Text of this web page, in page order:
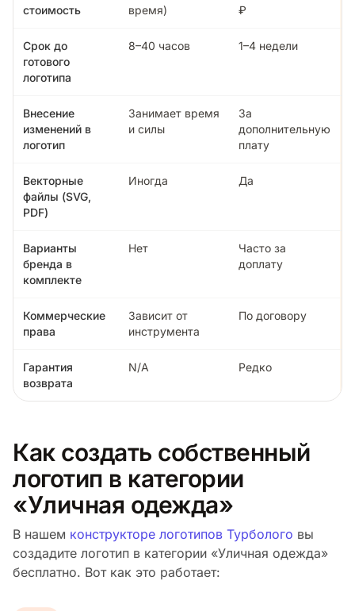
стоимость
время)
₽
Срок до
готового
логотипа
8–40 часов 1–4 недели
Внесение
изменений в
логотип
Занимает время
и силы
За
дополнительную
плату
Векторные
файлы (SVG,
PDF)
Иногда Да
Варианты
бренда в
комплекте
Нет
Часто за
доплату
Коммерческие
права
Зависит от
инструмента
По договору
Гарантия
возврата
N/A Редко
Как создать собственный
логотип в категории
«Уличная одежда»
В нашем конструкторе логотипов Турболого вы
создадите логотип в категории «Уличная одежда»
бесплатно. Вот как это работает: